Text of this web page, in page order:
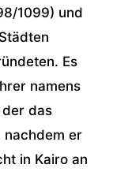
1099) und
Es
namens
der das
nachdem er
in Kairo an